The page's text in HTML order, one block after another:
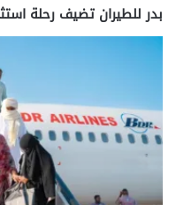
بدر للطيران تضيف رحلة